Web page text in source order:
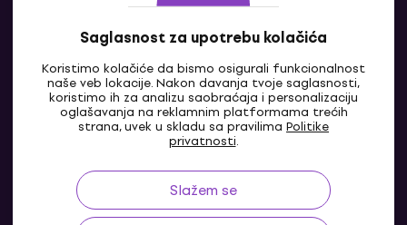
Saglasnost za upotrebu kolačića
Koristimo kolačiće da bismo osigurali funkcionalnost
naše veb lokacije. Nakon davanja tvoje saglasnosti,
koristimo ih za analizu saobraćaja i personalizaciju
oglašavanja na reklamnim platformama trećih
strana, uvek u skladu sa pravilima Politike
privatnosti.
Slažem se
Kontaktiraj nas
BA